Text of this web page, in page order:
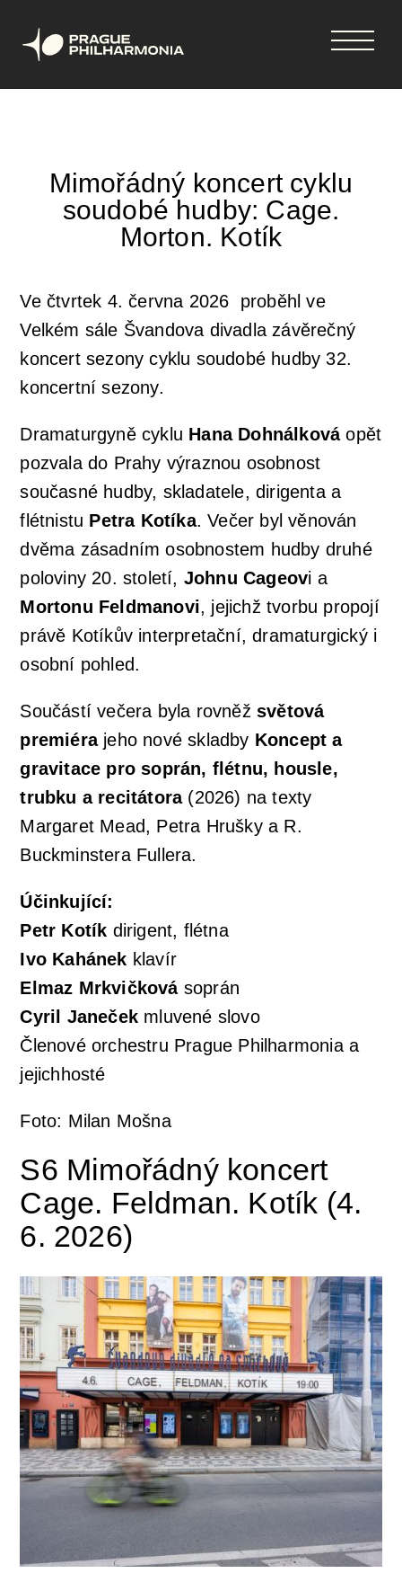
Váš košík je prázdný
English
Hlavní
33. sezona 2026-2027
Vouchery
Koncertní sály & ubytování
Novinky
Newsletter
Galerie
Konkurzy
Profil orchestru
Emmanuel Villaume
Členové orchestru
Komorní soubory
Historie
Jiří Bělohlávek — zakladatel orchestru
Orchestrální akademie
Podpořit
Přátelé PraguePhil
Pro firmy
Lobkowicz abonmá
Finanční dar
Dětem
Dětský klub Notička
Koncerty pro děti v Rudolfinu
Talent Prahy 5
Koncerty pro školy
Orchestr Zoom
Kontakty
Mimořádný koncert cyklu
soudobé hudby: Cage.
Morton. Kotík
Ve čtvrtek 4. června 2026 proběhl ve
Velkém sále Švandova divadla závěrečný
koncert sezony cyklu soudobé hudby 32.
koncertní sezony.
Dramaturgyně cyklu Hana Dohnálkováopět
pozvala do Prahy výraznou osobnost
současné hudby, skladatele, dirigenta a
flétnistu Petra Kotíka. Večer byl věnován
dvěma zásadním osobnostem hudby druhé
poloviny 20. století, Johnu Cageovi a
Mortonu Feldmanovi, jejichž tvorbu propojí
právě Kotíkův interpretační, dramaturgický i
osobní pohled.
Součástí večera byla rovněžsvětová
premiéra jeho nové skladby Koncept a
gravitace pro soprán, flétnu, housle,
trubku a recitátora(2026) na texty
Margaret Mead, Petra Hrušky a R.
Buckminstera Fullera.
Účinkující:
Petr Kotík dirigent, flétna
Ivo Kahánek klavír
Elmaz Mrkvičkovásoprán
Cyril Janeček mluvené slovo
Členové orchestru Prague Philharmonia a
jejichhosté
Foto: Milan Mošna
S6 Mimořádný koncert
Cage. Feldman. Kotík (4.
6. 2026)